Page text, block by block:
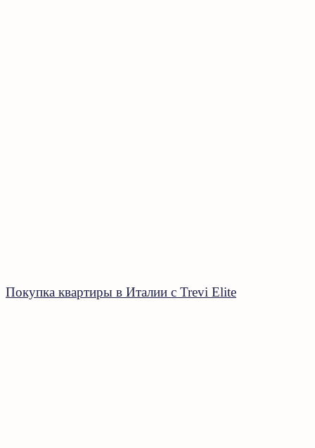
Покупка квартиры в Италии с Trevi Elite